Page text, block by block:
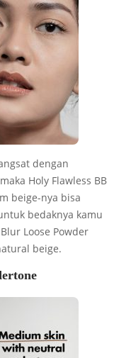
dengan
Holy Flawless BB
beige-nya bisa
bedaknya kamu
Loose Powder
beige.